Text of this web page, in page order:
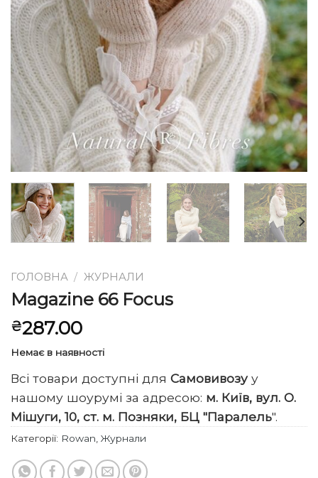
ГОЛОВНА / ЖУРНАЛИ
Magazine 66 Focus
₴287.00
Немає в наявності
Всі товари доступні для Самовивозуу
нашому шоурумі за адресою: м. Київ, вул. О.
Мішуги, 10, ст. м. Позняки, БЦ "Паралель".
Категорії: Rowan Журнали